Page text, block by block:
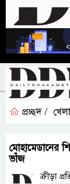
প্রচ্ছদ /
মোহামেডানের
ভাঁজ
ক্রীড়া